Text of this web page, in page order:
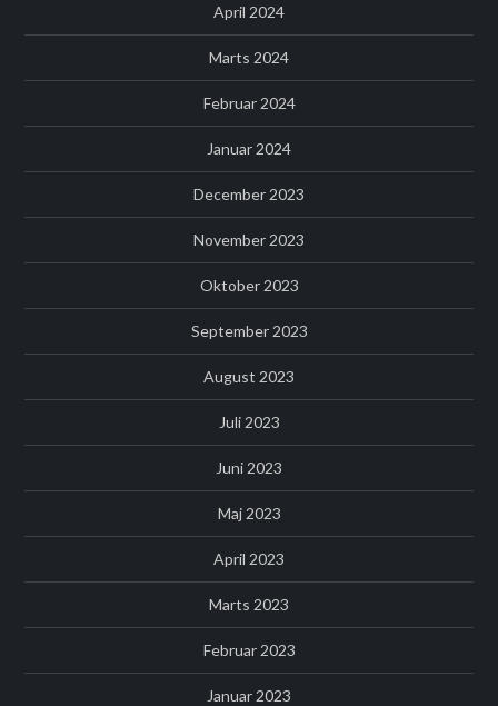
April 2024
Marts 2024
Februar 2024
Januar 2024
December 2023
November 2023
Oktober 2023
September 2023
August 2023
Juli 2023
Juni 2023
Maj 2023
April 2023
Marts 2023
Februar 2023
Januar 2023